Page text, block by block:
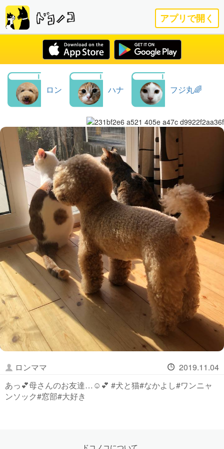
アプリで開く
ロン ハナ フジ丸🌈
ロンママ
2019.11.04
あっ💕母さんのお友達…☺️💕 #犬と猫#なかよし#ワンニャ
ンソック#窓部#大好き